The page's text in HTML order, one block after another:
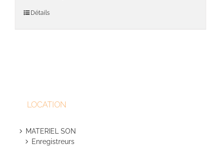
Détails
LOCATION
MATERIEL SON
Enregistreurs